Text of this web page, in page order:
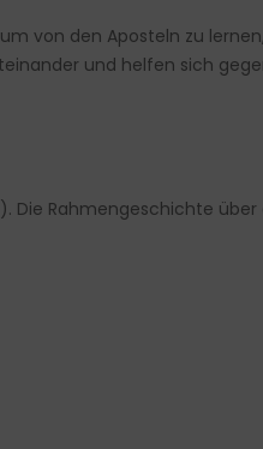
von den Aposteln zu
und helfen sich
Die Rahmengeschichte